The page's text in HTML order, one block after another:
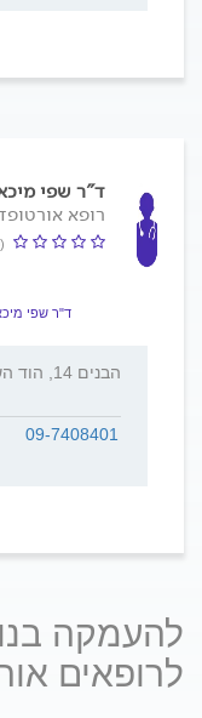
ד"ר שפי
רופא
(0 דירוג ממוצע)
ד"ר שפי
הבנים 14, הוד השרון
09-7408401
להעמקה
לרופאים